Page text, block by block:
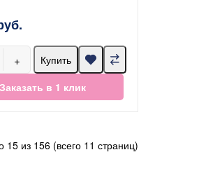
+
Купить
Заказать в 1 клик
15 из 156 (всего 11 страниц)